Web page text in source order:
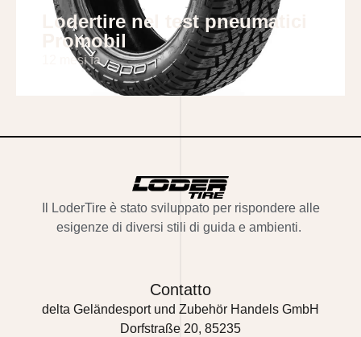
Lodertire nel test pneumatici
Promobil
12 mesi fa
LoderTireè stato sviluppato per rispondere alle
esigenze di diversi stili di guida e ambienti.
Contatto
delta Geländesport und Zubehör Handels GmbH
Dorfstraße 20, 85235